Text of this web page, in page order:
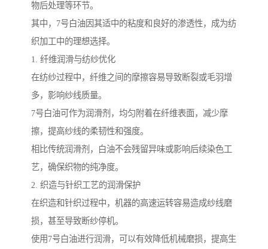
物后处理等环节。
其中，7号白油因其适中的粘度和良好的渗透性，成为纺
织加工中的理想选择。
1. 纤维润滑与纺纱优化
在纺纱过程中，纤维之间的摩擦容易导致断裂或毛羽增
多，影响纱线质量。
7号白油可作为润滑剂，均匀附着在纤维表面，减少摩
擦，提高纱线的柔韧性和强度。
相比传统润滑剂，白油不会残留异味或影响后续染色工
艺，确保织物的纯净度。
2. 织造与针织工艺的润滑保护
在织造和针织过程中，机器的高速运转容易造成纱线磨
损，甚至导致断纱停机。
使用7号白油进行润滑，可以有效降低机械磨损，提高生